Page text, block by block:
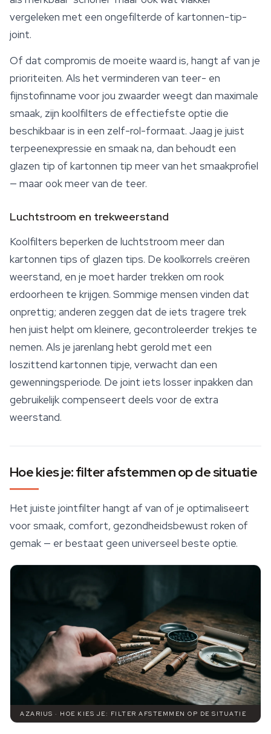
vergeleken met een ongefilterde of kartonnen-tip-
joint.
Of dat compromis de moeite waard is, hangt af van je
prioriteiten. Als het verminderen van teer- en
fijnstofinname voor jou zwaarder weegt dan maximale
smaak, zijn koolfilters de effectiefste optie die
beschikbaar is in een zelf-rol-formaat. Jaag je juist
terpeenexpressie en smaak na, dan behoudt een
glazen tip of kartonnen tip meer van het smaakprofiel
— maar ook meer van de teer.
Luchtstroom en trekweerstand
Koolfilters beperken de luchtstroom meer dan
kartonnen tips of glazen tips. De koolkorrels creëren
weerstand, en je moet harder trekken om rook
erdoorheen te krijgen. Sommige mensen vinden dat
onprettig; anderen zeggen dat de iets tragere trek
hen juist helpt om kleinere, gecontroleerder trekjes te
nemen. Als je jarenlang hebt gerold met een
loszittend kartonnen tipje, verwacht dan een
gewenningsperiode. De joint iets losser inpakken dan
gebruikelijk compenseert deels voor de extra
weerstand.
Hoe kies je: filter afstemmen op de situatie
Het juiste jointfilter hangt af van of je optimaliseert
voor smaak, comfort, gezondheidsbewust roken of
gemak — er bestaat geen universeel beste optie.
AZARIUS · HOE KIES JE: FILTER AFSTEMMEN OP DE SITUATIE